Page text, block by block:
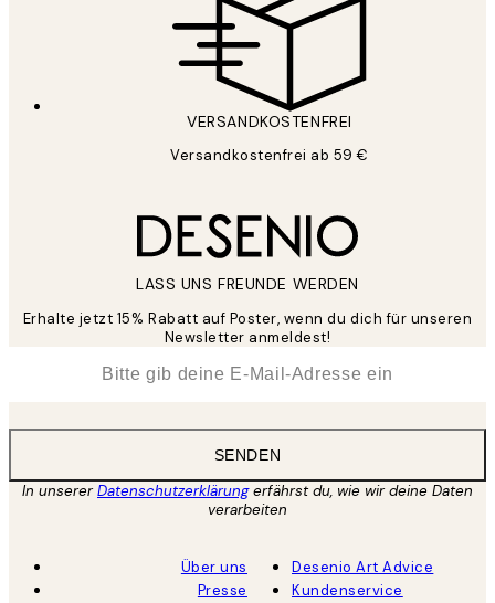
VERSANDKOSTENFREI
Versandkostenfrei ab 59 €
LASS UNS FREUNDE WERDEN
Erhalte jetzt 15% Rabatt auf Poster, wenn du dich für unseren
Newsletter anmeldest!
SENDEN
In unsererDatenschutzerklärungerfährst du, wie wir deine Daten
verarbeiten
Über uns
Presse
Desenio Art Advice
Kundenservice